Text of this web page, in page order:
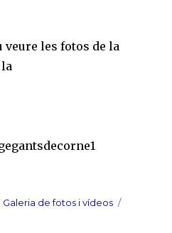
veure les fotos de la
Categories
Galeria de fotos i vídeos